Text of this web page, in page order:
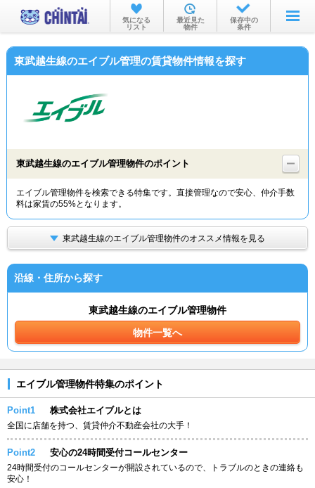
お部屋を探す
沿線・駅から
物件特集から
気になる
リスト
最近見た
物件
保存中の
条件
東武越生線のエイブル管理の賃貸物件情報を探す
東武越生線のエイブル管理物件のポイント
エイブル管理物件を検索できる特集です。直接管理なので安心、仲介手数
料は家賃の55%となります。
東武越生線のエイブル管理物件のオススメ情報を見る
沿線・住所から探す
東武越生線のエイブル管理物件
物件一覧へ
エイブル管理物件特集のポイント
Point1 株式会社エイブルとは
全国に店舗を持つ、賃貸仲介不動産会社の大手！
Point2 安心の24時間受付コールセンター
24時間受付のコールセンターが開設されているので、トラブルのときの連絡も
安心！